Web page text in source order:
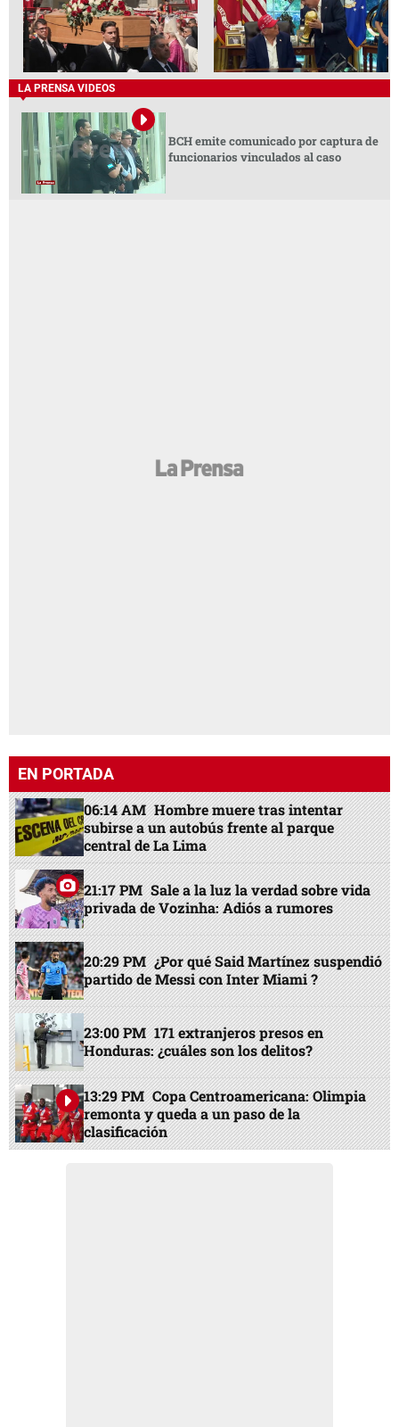
LA PRENSA VIDEOS
BCH emite comunicado por captura de
funcionarios vinculados al caso
EN PORTADA
06:14 AM Hombre muere tras intentar
subirse a un autobús frente al parque
central de La Lima
21:17 PM Sale a la luz la verdad sobre vida
privada de Vozinha: Adiós a rumores
20:29 PM ¿Por qué Said Martínez suspendió
partido de Messi con Inter Miami ?
23:00 PM 171 extranjeros presos en
Honduras: ¿cuáles son los delitos?
13:29 PM Copa Centroamericana: Olimpia
remonta y queda a un paso de la
clasificación